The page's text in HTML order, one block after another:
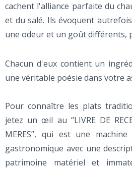
cachent l'alliance parfaite du
et du salé. Ils évoquent
une odeur et un goût différents,
Chacun d'eux contient un
une véritable poésie dans votre
Pour connaître les plats
jetez un œil au “LIVRE DE
MERES”, qui est une
gastronomique avec une
patrimoine matériel et